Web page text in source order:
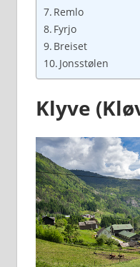
Remlo
Fyrjo
Breiset
Jonsstølen
Klyve